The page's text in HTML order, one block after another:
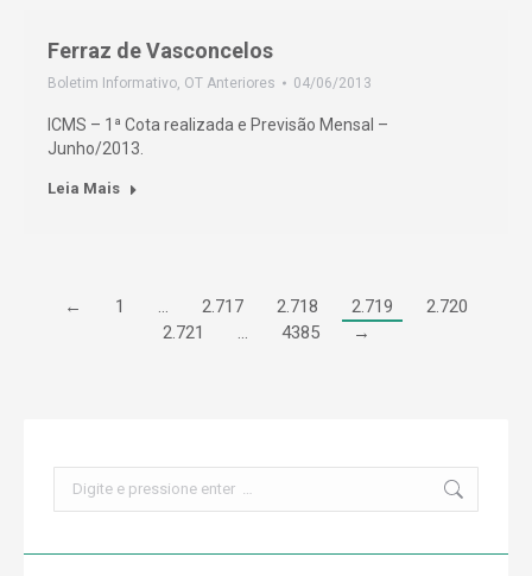
Ferraz de Vasconcelos
Boletim Informativo, OT Anteriores 04/06/2013
ICMS – 1ª Cota realizada e Previsão Mensal –
Junho/2013.
Leia Mais
← 1 … 2.717 2.718 2.719
2.720
2.721
… 4385 →